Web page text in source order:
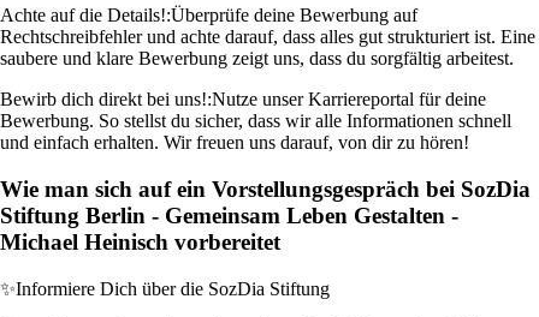
Achte auf die Details!:Überprüfe deine Bewerbung auf
Rechtschreibfehler und achte darauf, dass alles gut strukturiert ist. Eine
saubere und klare Bewerbung zeigt uns, dass du sorgfältig arbeitest.
Bewirb dich direkt bei uns!:Nutze unser Karriereportal für deine
Bewerbung. So stellst du sicher, dass wir alle Informationen schnell
und einfach erhalten. Wir freuen uns darauf, von dir zu hören!
Wie man sich auf ein Vorstellungsgespräch bei SozDia
Stiftung Berlin - Gemeinsam Leben Gestalten -
Michael Heinisch vorbereitet
✨Informiere Dich über die SozDia Stiftung